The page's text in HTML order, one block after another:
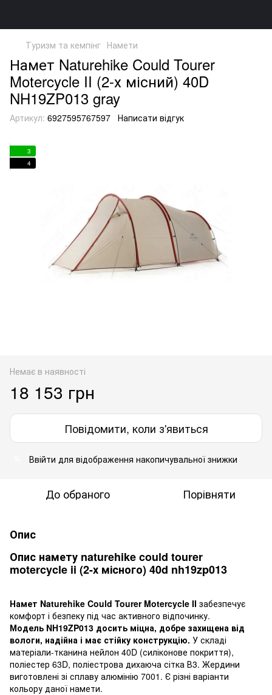
Туризм та кемпінг Намети
Намет Naturehike Could Tourer
Motercycle II (2-х місний) 40D
NH19ZP013 gray
Артикул: 6927595767597 Написати відгук
3
4
Немає в наявності
18 153 грн
Повідомити, коли з'явиться
Ввійти для відображення накопичувальної знижки
До обраного Порівняти
Опис
Опис намету naturehike could tourer
motercycle ii (2-х місного) 40d nh19zp013
Намет Naturehike Could Tourer Motercycle II забезпечує
комфорт і безпеку під час активного відпочинку.
Модель NH19ZP013 досить міцна, добре захищена від
вологи, надійна і має стійку конструкцію. У складі
матеріали-тканина нейлон 40D (силіконове покриття),
поліестер 63D, поліестрова дихаюча сітка В3. Жердини
виготовлені зі сплаву алюмінію 7001. Є різні варіанти
кольору даної намети.